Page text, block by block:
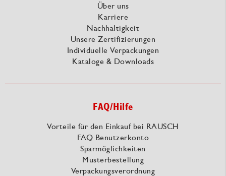
Über uns
Karriere
Nachhaltigkeit
Unsere Zertifizierungen
Individuelle Verpackungen
Kataloge & Downloads
FAQ/Hilfe
Vorteile für den Einkauf bei RAUSCH
FAQ Benutzerkonto
Sparmöglichkeiten
Musterbestellung
Verpackungsverordnung